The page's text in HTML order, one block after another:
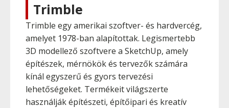
Trimble
Trimble egy amerikai szoftver- és hardvercég,
amelyet 1978-ban alapítottak. Legismertebb
3D modellező szoftvere a SketchUp, amely
építészek, mérnökök és tervezők számára
kínál egyszerű és gyors tervezési
lehetőségeket. Termékeit világszerte
használják építészeti, építőipari és kreatív